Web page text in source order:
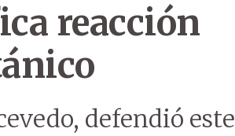
reacción
defendió este